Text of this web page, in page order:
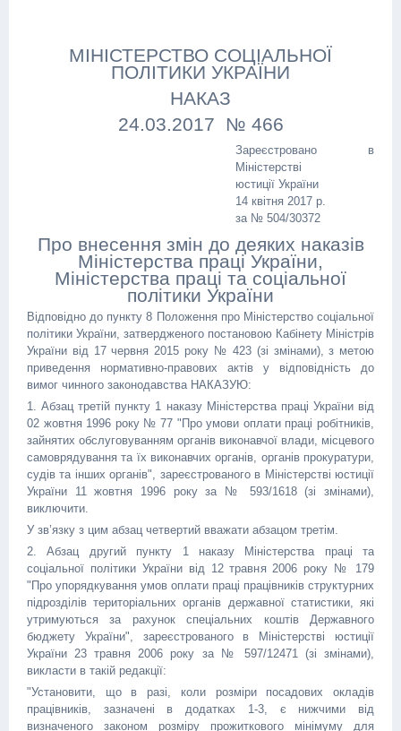
МІНІСТЕРСТВО СОЦІАЛЬНОЇ
ПОЛІТИКИ УКРАЇНИ
НАКАЗ
24.03.2017 № 466
Зареєстровано в
Міністерстві
юстиції України
14 квітня 2017 р.
за № 504/30372
Про внесення змін до деяких наказів
Міністерства праці України,
Міністерства праці та соціальної
політики України
Відповідно до пункту 8 Положення про Міністерство соціальної
політики України, затвердженого постановою Кабінету Міністрів
України від 17 червня 2015 року № 423 (зі змінами), з метою
приведення нормативно-правових актів у відповідність до
вимог чинного законодавства НАКАЗУЮ:
1. Абзац третій пункту 1 наказу Міністерства праці України від
02 жовтня 1996 року № 77 "Про умови оплати праці робітників,
зайнятих обслуговуванням органів виконавчої влади, місцевого
самоврядування та їх виконавчих органів, органів прокуратури,
судів та інших органів", зареєстрованого в Міністерстві юстиції
України 11 жовтня 1996 року за № 593/1618 (зі змінами),
виключити.
У зв’язку з цим абзац четвертий вважати абзацом третім.
2. Абзац другий пункту 1 наказу Міністерства праці та
соціальної політики України від 12 травня 2006 року № 179
"Про упорядкування умов оплати праці працівників структурних
підрозділів територіальних органів державної статистики, які
утримуються за рахунок спеціальних коштів Державного
бюджету України", зареєстрованого в Міністерстві юстиції
України 23 травня 2006 року за № 597/12471 (зі змінами),
викласти в такій редакції:
"Установити, що в разі, коли розміри посадових окладів
працівників, зазначені в додатках 1-3, є нижчими від
визначеного законом розміру прожиткового мінімуму для